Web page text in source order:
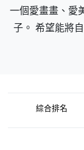
一個愛畫畫、愛
子。 希望能將
綜合排名